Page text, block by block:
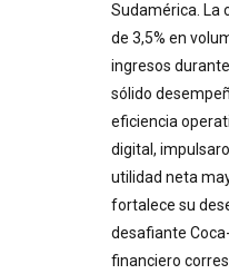
Sudamérica. La
de 3,5% en
ingresos
sólido
eficiencia
digital,
utilidad neta
fortalece su
desafiante
financiero